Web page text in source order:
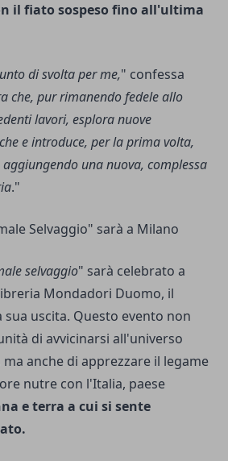
il fiato sospeso fino all'ultima
di svolta per me," confessa
che, pur rimanendo fedele allo
lavori, esplora nuove
e introduce, per la prima volta,
una nuova, complessa
."
Selvaggio" sarà a Milano
selvaggio" sarà celebrato a
Mondadori Duomo, il
uscita. Questo evento non
di avvicinarsi all'universo
anche di apprezzare il legame
nutre con l'Italia, paese
e terra a cui si sente